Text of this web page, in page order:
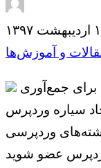
۱۳۹۷
و آموزش‌ها
سیاره وردپرس
وردپرسی
عضو شوید